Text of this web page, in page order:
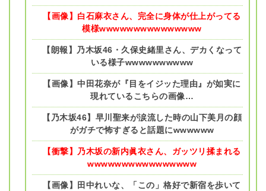
【画像】白石麻衣さん、完全に身体が仕上がってる
模様wwwwwwwwwwwwwww
【朗報】乃木坂46・久保史緒里さん、デカくなって
いる様子wwwwwwwwww
【画像】中田花奈が『目をイジッた理由』が如実に
現れているこちらの画像…
【乃木坂46】早川聖来が涙流した時の山下美月の顔
がガチで怖すぎると話題にwwwwww
【衝撃】乃木坂の新内眞衣さん、ガッツリ揉まれる
wwwwwwwwwwwwwwww
【画像】田中れいな、「この」格好で新宿を歩いて